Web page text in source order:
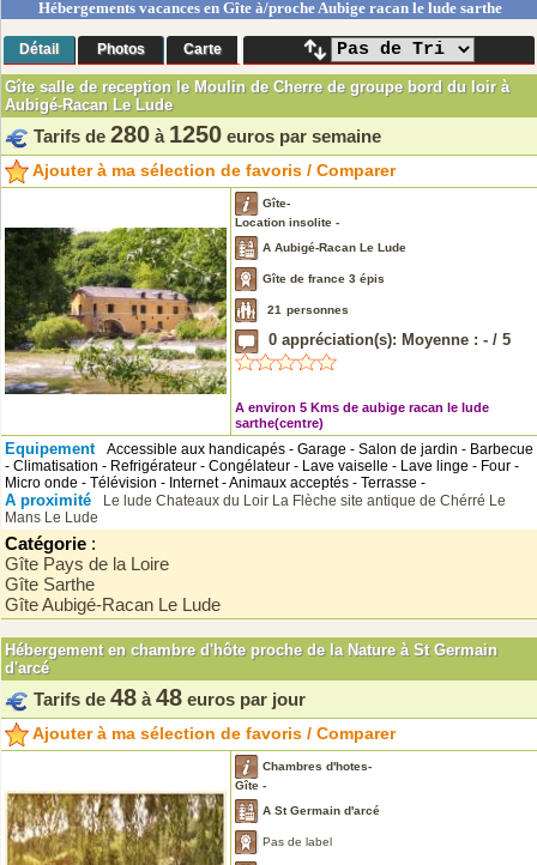
Hébergements vacances en Gîte à/proche Aubige racan le lude sarthe
Détail Photos Carte
Gîte salle de reception le Moulin de Cherre de groupe bord du loir à
Aubigé-Racan Le Lude
Tarifs de 280 à 1250 euros par semaine
Ajouter à ma sélection de favoris / Comparer
Gîte-
Location insolite -
A Aubigé-Racan Le Lude
Gîte de france 3 épis
21 personnes
0 appréciation(s): Moyenne : - / 5
A environ 5 Kms de aubige racan le lude
sarthe(centre)
Equipement
Accessible aux handicapés - Garage - Salon de jardin - Barbecue
- Climatisation - Refrigérateur - Congélateur - Lave vaiselle - Lave linge - Four -
Micro onde - Télévision - Internet - Animaux acceptés - Terrasse -
A proximité Le lude Chateaux du Loir La Flèche site antique de Chérré Le
Mans Le Lude
Catégorie :
Gîte Pays de la Loire
Gîte Sarthe
Gîte Aubigé-Racan Le Lude
Hébergement en chambre d'hôte proche de la Nature à St Germain
d'arcé
Tarifs de 48 à 48 euros par jour
Ajouter à ma sélection de favoris / Comparer
Chambres d'hotes-
Gîte -
A St Germain d'arcé
Pas de label